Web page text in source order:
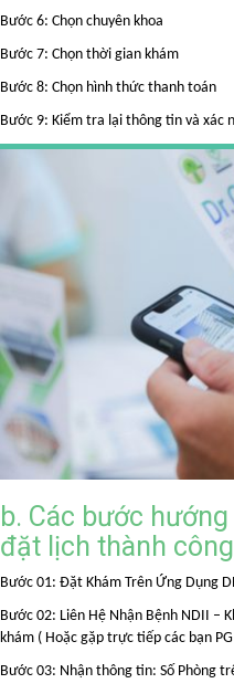
Bước 6: Chọn chuyên khoa
Bước 7: Chọn thời gian khám
Bước 8: Chọn hình thức thanh toán
Bước 9: Kiểm tra lại thông tin và xác
b. Các bước
đặt lịch thành công
Bước 01: Đặt Khám Trên Ứng Dụng
Bước 02: Liên Hệ Nhận Bệnh NDII –
khám ( Hoặc gặp trực tiếp các bạn
Bước 03: Nhận thông tin: Số Phòng